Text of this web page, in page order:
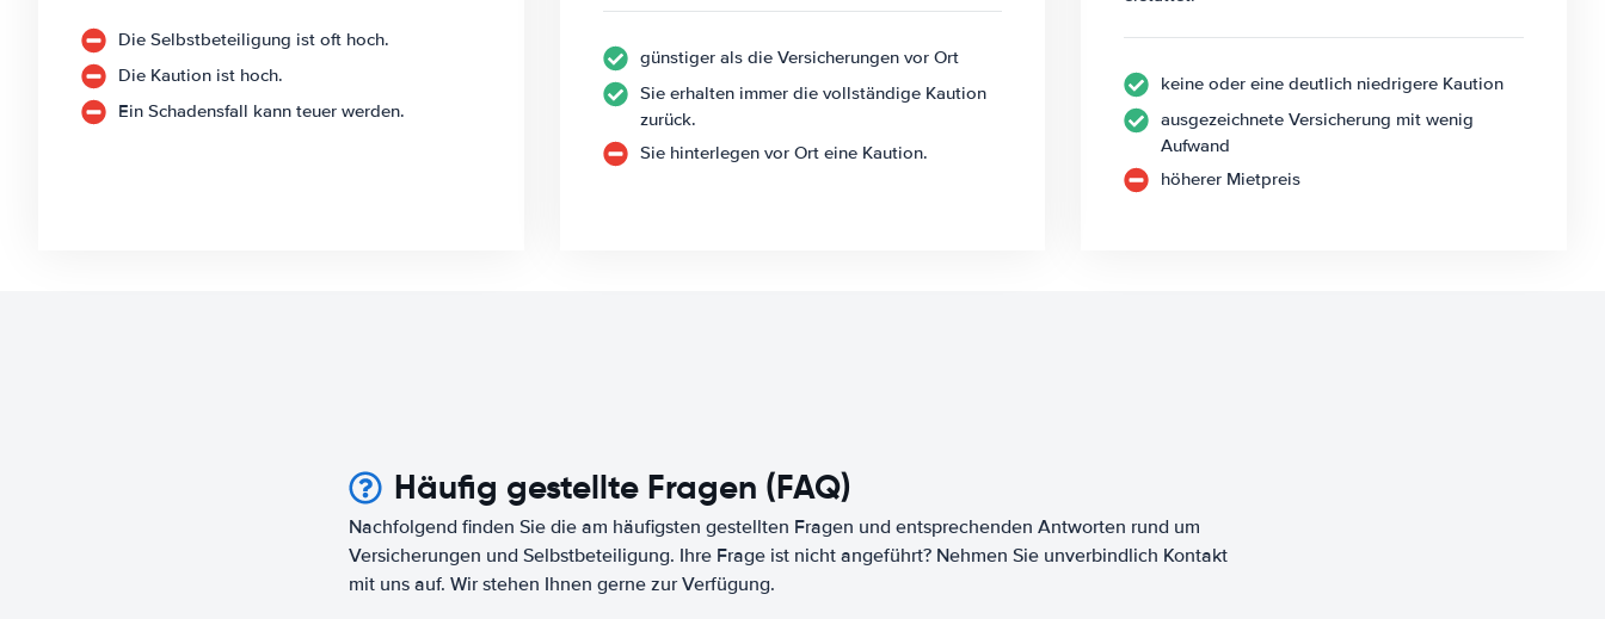
Die Selbstbeteiligung ist oft hoch.
Die Kaution ist hoch.
Ein Schadensfall kann teuer werden.
günstiger als die Versicherungen vor Ort
Sie erhalten immer die vollständige Kaution
zurück.
Sie hinterlegen vor Ort eine Kaution.
keine oder eine deutlich niedrigere Kaution
ausgezeichnete Versicherung mit wenig
Aufwand
höherer Mietpreis
Häufig gestellte Fragen (FAQ)
Nachfolgend finden Sie die am häufigsten gestellten Fragen und entsprechenden Antworten rund um
Versicherungen und Selbstbeteiligung. Ihre Frage ist nicht angeführt? Nehmen Sie unverbindlich Kontakt
mit uns auf. Wir stehen Ihnen gerne zur Verfügung.